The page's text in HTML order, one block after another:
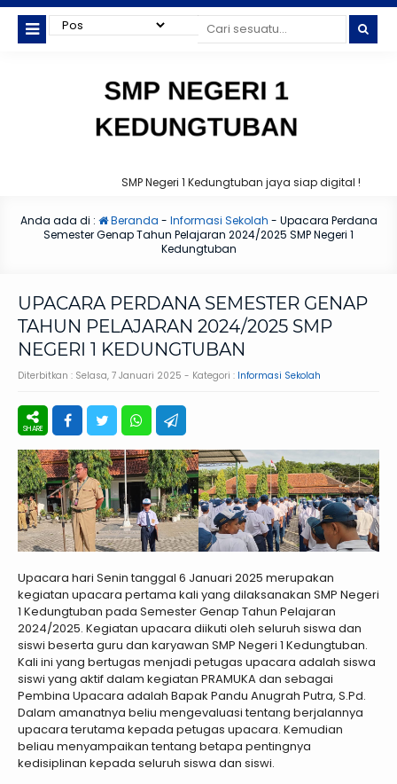
SMP Negeri 1 Kedungtuban jaya siap digital !
Anda ada di : Beranda - Informasi Sekolah - Upacara Perdana
Semester Genap Tahun Pelajaran 2024/2025 SMP Negeri 1
Kedungtuban
UPACARA PERDANA SEMESTER GENAP
TAHUN PELAJARAN 2024/2025 SMP
NEGERI 1 KEDUNGTUBAN
Diterbitkan : Selasa, 7 Januari 2025 - Kategori : Informasi Sekolah
Upacara hari Senin tanggal 6 Januari 2025 merupakan
kegiatan upacara pertama kali yang dilaksanakan SMP Negeri
1 Kedungtuban pada Semester Genap Tahun Pelajaran
2024/2025. Kegiatan upacara diikuti oleh seluruh siswa dan
siswi beserta guru dan karyawan SMP Negeri 1 Kedungtuban.
Kali ini yang bertugas menjadi petugas upacara adalah siswa
siswi yang aktif dalam kegiatan PRAMUKA dan sebagai
Pembina Upacara adalah Bapak Pandu Anugrah Putra, S.Pd.
Dalam amanatnya beliu mengevaluasi tentang berjalannya
upacara terutama kepada petugas upacara. Kemudian
beliau menyampaikan tentang betapa pentingnya
kedisiplinan kepada seluruh siswa dan siswi.